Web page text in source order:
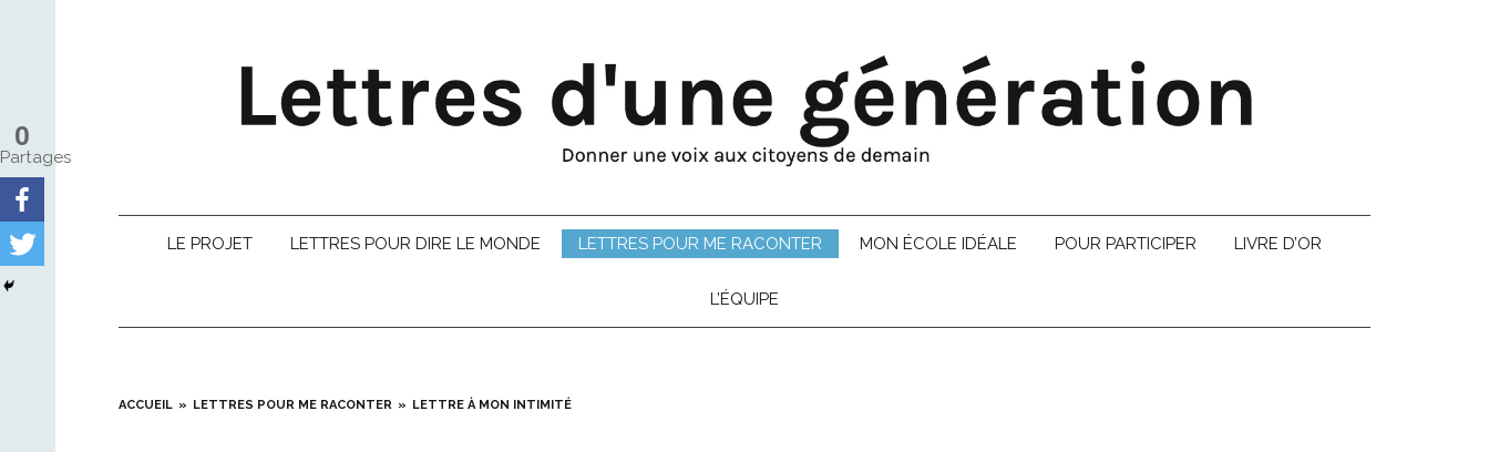
LE PROJET LETTRES POUR DIRE LE MONDE LETTRES POUR ME RACONTER MON ÉCOLE IDÉALE POUR PARTICIPER LIVRE D’OR
L’ÉQUIPE
ACCUEIL LETTRES POUR ME RACONTER LETTRE À MON INTIMITÉ
0
Partages